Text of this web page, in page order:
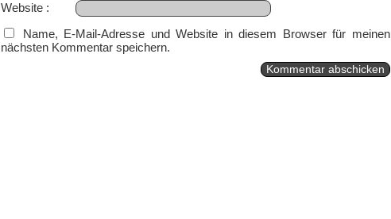
Website
Name, E-Mail-Adresse und Website in diesem Browser für meinen
nächsten Kommentar speichern.